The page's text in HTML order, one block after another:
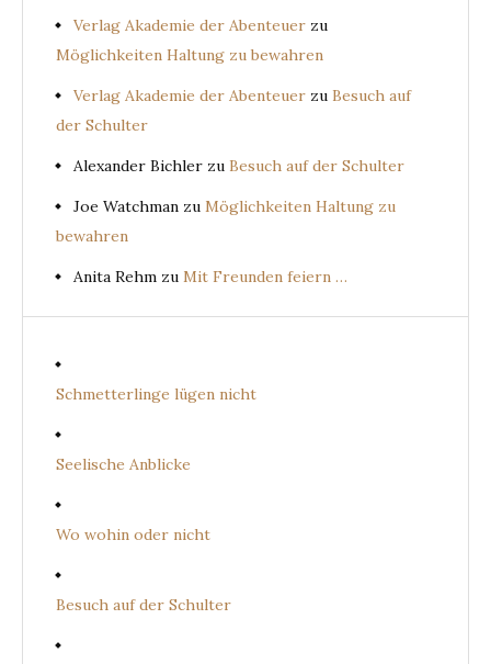
Verlag Akademie der Abenteuer zu
Möglichkeiten Haltung zu bewahren
Verlag Akademie der Abenteuer zu Besuch auf
der Schulter
Alexander Bichler zu Besuch auf der Schulter
Joe Watchman zu Möglichkeiten Haltung zu
bewahren
Anita Rehm zu Mit Freunden feiern …
Schmetterlinge lügen nicht
Seelische Anblicke
Wo wohin oder nicht
Besuch auf der Schulter